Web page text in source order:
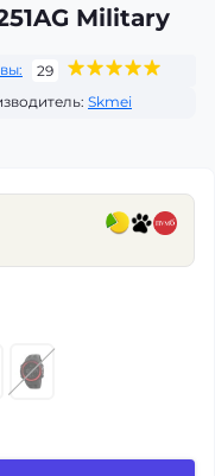
Military
29
Skmei